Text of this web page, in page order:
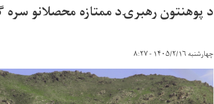
د پوهنتون رهبرۍد ممتازه محصلانو سره
چهارشنبه ۱۴۰۵/۲/۱۶ - ۸:۲۷